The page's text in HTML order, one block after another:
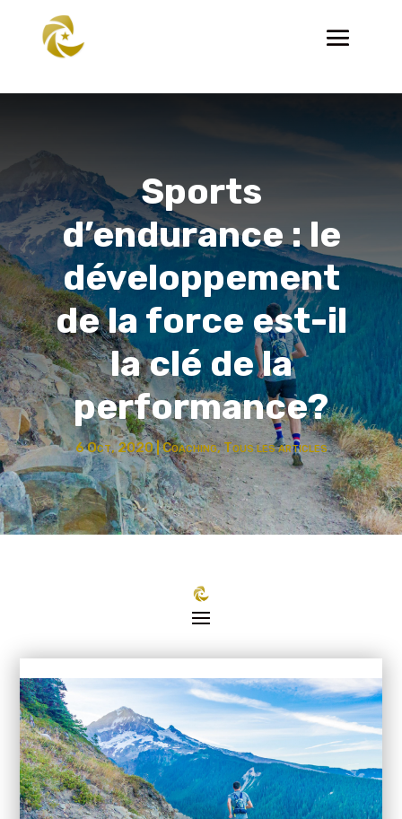
Sports
d’endurance : le
développement
de la force est-il
la clé de la
performance?
6 Oct, 2020|Coaching,Tous les articles